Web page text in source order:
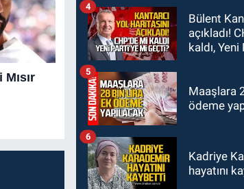
denetim.
kaybetti
Bülent
açıkladı!
kaldı,
4
Maaşlara
ödeme
5
Kadriye
hayatını
6